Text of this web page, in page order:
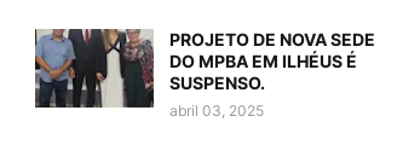
PROJETO DE NOVA SEDE
DO MPBA EM ILHÉUS É
SUSPENSO.
abril 03, 2025